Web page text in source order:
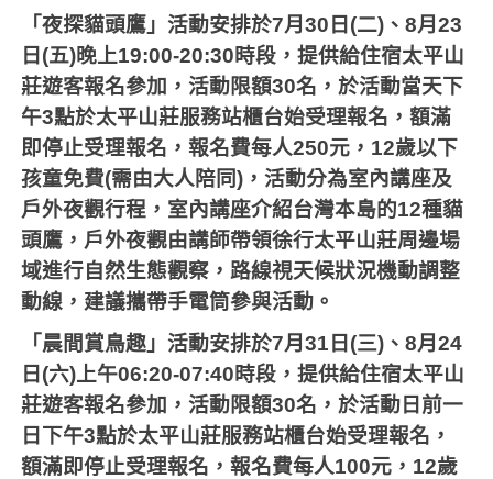
「夜探貓頭鷹」活動安排於7月30 日 (二) 、8月23
日 (五)晚上19:00-20:30時段，提供給住宿太平山
莊遊客報名參加，活動限額30名，於活動當天下
午3點於太平山莊服務站櫃台始受理報名，額滿
即停止受理報名，報名費每人250元， 12歲以下
孩童免費(需由大人陪同) ，活動分為室內講座及
戶外夜觀行程，室內講座介紹台灣本島的12種貓
頭鷹，戶外夜觀由講師帶領徐行太平山莊周邊場
域進行自然生態觀察，路線視天候狀況機動調整
動線，建議攜帶手電筒參與活動。
「晨間賞鳥趣」活動安排於7月31 日 (三) 、8月24
日 (六)上午06:20-07:40時段，提供給住宿太平山
莊遊客報名參加，活動限額30名，於活動日前一
日下午3點於太平山莊服務站櫃台始受理報名，
額滿即停止受理報名，報名費每人100元， 12歲